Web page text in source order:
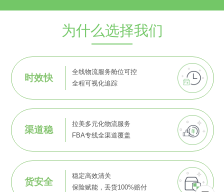
为什么选择我们
时效快
全线物流服务舱位可控
全程可视化追踪
渠道稳
拉美多元化物流服务
FBA专线全渠道覆盖
货安全
稳定高效清关
保险赋能，丢货100%赔付